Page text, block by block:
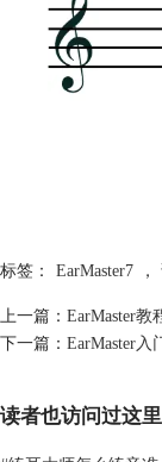
标签： EarMaster7 ，
上一篇： EarMaster教
下一篇： EarMaster
读者也访问过这